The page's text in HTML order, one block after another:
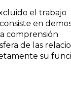
el trabajo
en
comprensión
de las
su